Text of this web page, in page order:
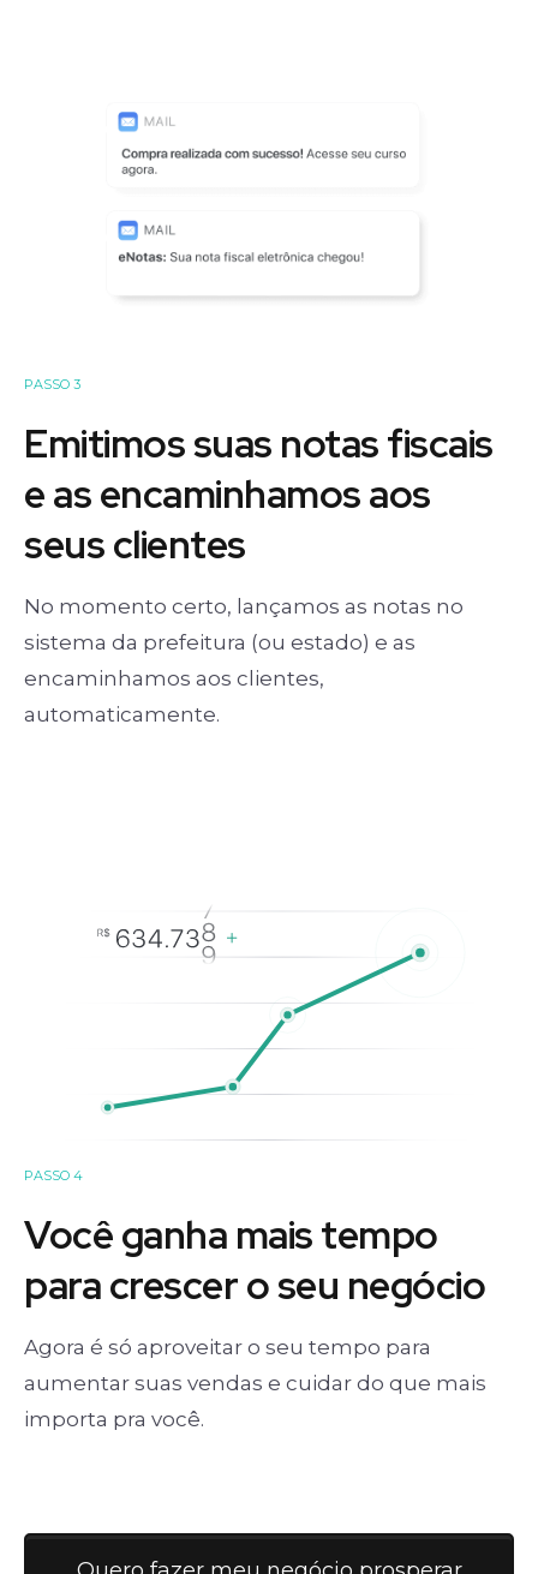
PASSO 3
Emitimos suas notas fiscais
e as encaminhamos aos
seus clientes
No momento certo, lançamos as notas no
sistema da prefeitura (ou estado) e as
encaminhamos aos clientes,
automaticamente.
PASSO 4
Você ganha mais tempo
para crescer o seu negócio
Agora é só aproveitar o seu tempo para
aumentar suas vendas e cuidar do que mais
importa pra você.